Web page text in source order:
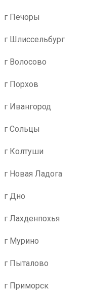
г Печоры
г Шлиссельбург
г Волосово
г Порхов
г Ивангород
г Сольцы
г Колтуши
г Новая Ладога
г Дно
г Лахденпохья
г Мурино
г Пыталово
г Приморск